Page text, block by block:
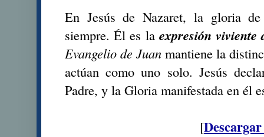
En Jesús de Nazaret, la gloria
siempre. Él es la expresión
Evangelio de Juan mantiene la
actúan como uno solo. Jesús
Padre, y la Gloria manifestada en él
[